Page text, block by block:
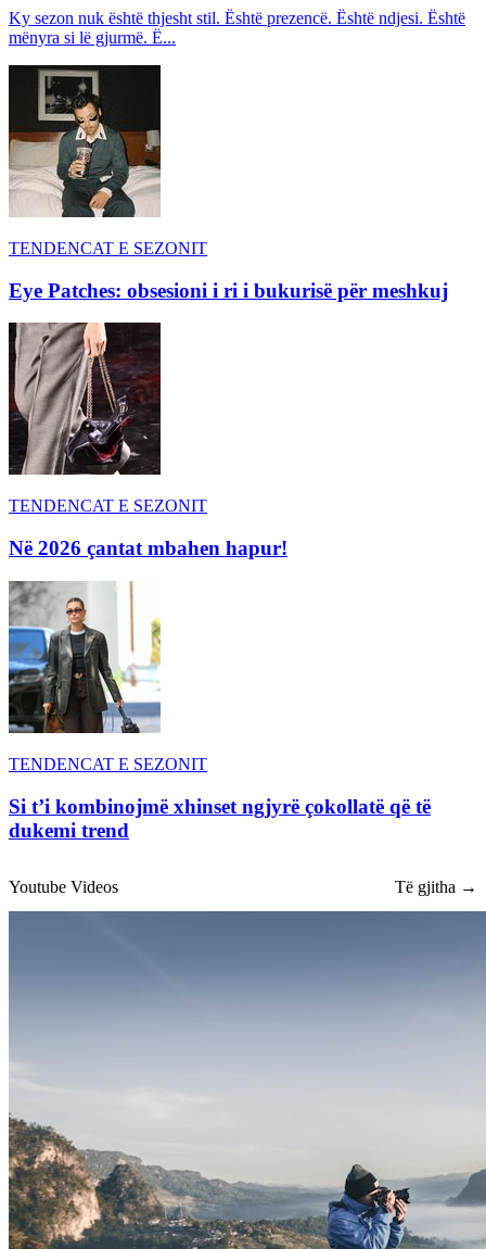
Ky sezon nuk është thjesht stil. Është prezencë. Është ndjesi. Është
mënyra si lë gjurmë. Ë...
TENDENCAT E SEZONIT
Eye Patches: obsesioni i ri i bukurisë për meshkuj
TENDENCAT E SEZONIT
Në 2026 çantat mbahen hapur!
TENDENCAT E SEZONIT
Si t’i kombinojmë xhinset ngjyrë çokollatë që të
dukemi trend
Youtube Videos Të gjitha →